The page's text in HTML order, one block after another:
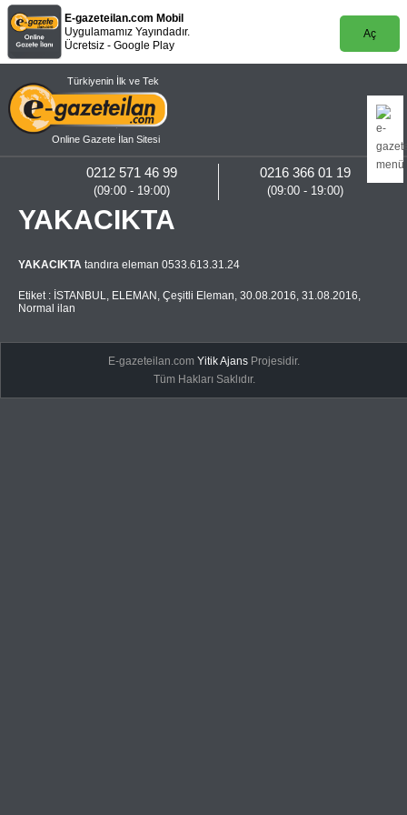
E-gazeteilan.com Mobil
Uygulamamız Yayındadır.
Ücretsiz - Google Play
Aç
Türkiyenin İlk ve Tek
Online Gazete İlan Sitesi
0216 366 01 19
(09:00 - 19:00)
0212 571 46 99
(09:00 - 19:00)
YAKACIKTA
YAKACIKTA tandıra eleman 0533.613.31.24
Etiket : İSTANBUL, ELEMAN , Çeşitli Eleman, 30.08.2016, 31.08.2016,
Normal ilan
E-gazeteilan.comYitik Ajans Projesidir.
Tüm Hakları Saklıdır.